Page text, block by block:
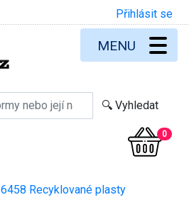
Přihlásit se
0
MENU
6458 Recyklované plasty